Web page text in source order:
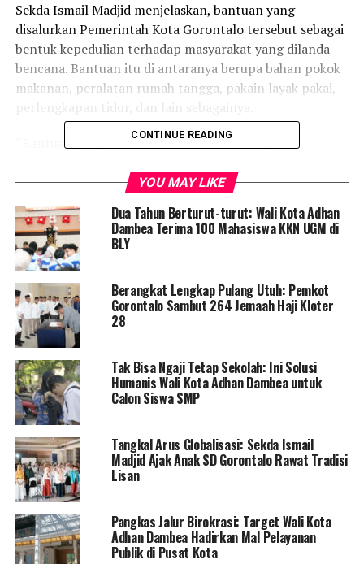
Sekda Ismail Madjid menjelaskan, bantuan yang
disalurkan Pemerintah Kota Gorontalo tersebut sebagai
bentuk kepedulian terhadap masyarakat yang dilanda
bencana. Bantuan itu di antaranya berupa bahan pokok
makanan, peralatan rumah tangga, pakain layak pakai,
“Bantuan yang kami salurkan ini adalah wujud
masyarakat Kota Gorontalo yang dilanda bencana. Kami
berharap, bantuan ini bisa meringankan beban korban
bencana kebakaran,” ujar Sekda Ismail usai memberikan
bantuan, Senin (18/9/2023).
Pada kesempatan itu pula, Islamil Madjid mengingatkan
tentang bahaya kekeringan yang bisa mengakibatkan
terjadi bencana kebakaran. Tidak hanya itu saja,
masyarakat juga diminta untuk tetap waspada dalam
“Kami juga berpesan kepada seluruh masyarakat Kota
Gorontalo untuk tetap waspada di tengah kekeringan
saat ini. Apalagi menjalani aktivitas di dalam rumah,
masyarakat wajib melakukan pengecekan seluruh
jaringan listrik salah satunya colokan,” katanya.
RELATED TOPICS:
DINAS SOSIAL KOTA GORONTALO
ISMAIL MADJID
KORBAN KEBAKARAN
PEMKOT GORONTALO
CONTINUE READING
YOU MAY LIKE
Dua Tahun Berturut-turut: Wali Kota Adhan
Dambea Terima 100 Mahasiswa KKN UGM di
BLY
Berangkat Lengkap Pulang Utuh: Pemkot
Gorontalo Sambut 264 Jemaah Haji Kloter
28
Tak Bisa Ngaji Tetap Sekolah: Ini Solusi
Humanis Wali Kota Adhan Dambea untuk
Calon Siswa SMP
Tangkal Arus Globalisasi: Sekda Ismail
Madjid Ajak Anak SD Gorontalo Rawat Tradisi
Lisan
Pangkas Jalur Birokrasi: Target Wali Kota
Adhan Dambea Hadirkan Mal Pelayanan
Publik di Pusat Kota